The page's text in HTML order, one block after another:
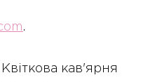
.
кав'ярня